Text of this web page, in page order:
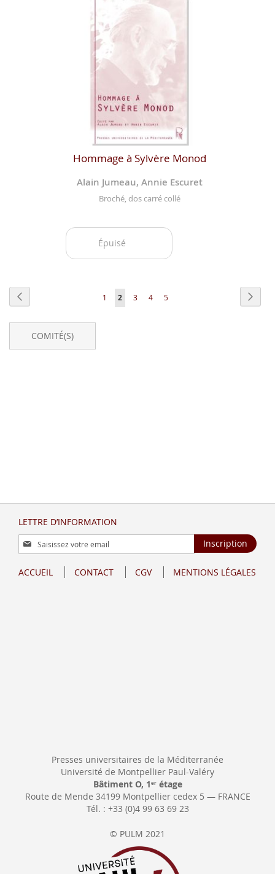
Hommage à Sylvère Monod
Alain Jumeau, Annie Escuret
Broché, dos carré collé
Épuisé
Page
Page
1
Vous
2 Page
3 Page
4 Page
5
COMITÉ(S)
LETTRE D’INFORMATION
Inscription
à
lettre
Inscription
ACCUEIL CONTACT CGV MENTIONS LÉGALES
Presses universitaires de la Méditerranée
Université de Montpellier Paul-Valéry
Bâtiment O, 1 erétage
Route de Mende 34199 Montpellier cedex 5 — FRANCE
Tél. : +33 (0)4 99 63 69 23
© PULM 2021